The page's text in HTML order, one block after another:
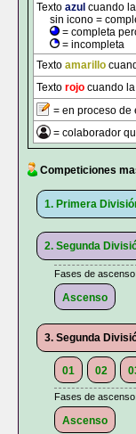
Texto azul cuando
sin icono =
= completa
= incompleta
Texto amarillo
Texto rojo cuando
= en proceso de
= colaborador
Competiciones
1. Primera
2. Segunda
Fases de ascenso:
Ascenso
3. Segunda
01 02
Fases de ascenso:
Ascenso